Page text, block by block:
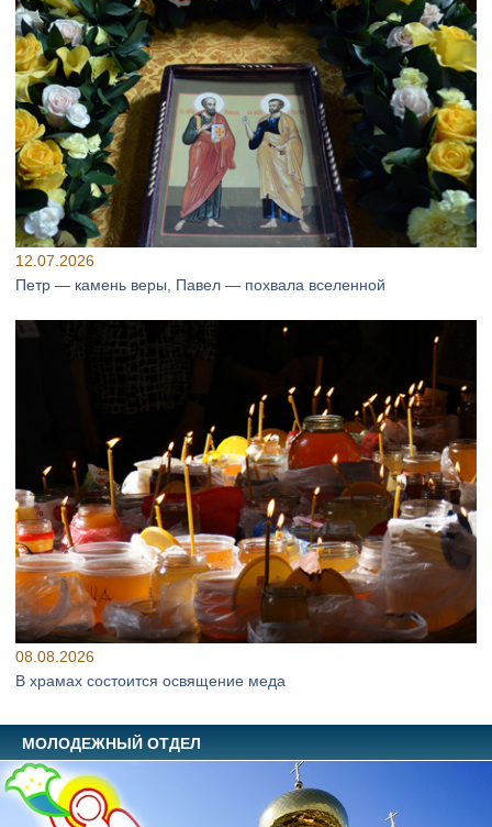
12.07.2026
Петр — камень веры, Павел — похвала вселенной
08.08.2026
В храмах состоится освящение меда
МОЛОДЕЖНЫЙ ОТДЕЛ